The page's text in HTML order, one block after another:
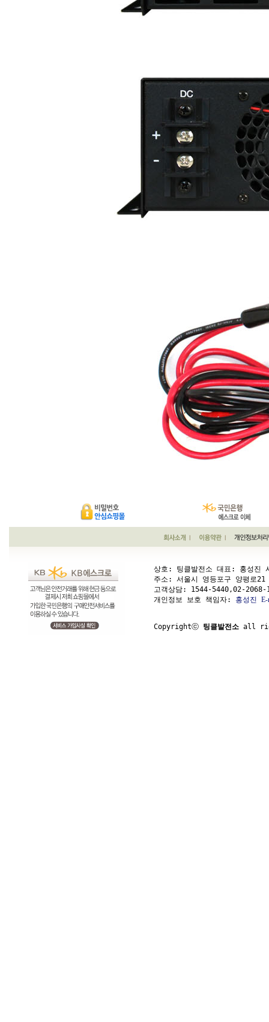
상호: 팅클발전소 대표: 홍성
주소: 서울시 영등포구 양평
고객상담: 1544-5440,02-
개인정보 보호 책임자: 홍성진
Copyrightⓒ 팅클발전소 all